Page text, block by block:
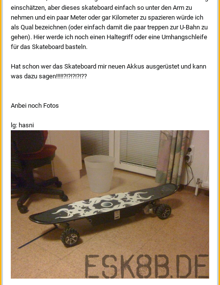
einschätzen, aber dieses skateboard einfach so unter den Arm zu
nehmen und ein paar Meter oder gar Kilometer zu spazieren würde ich
als Qual bezeichnen (oder einfach damit die paar treppen zur U-Bahn zu
gehen). Hier werde ich noch einen Haltegriff oder eine Umhangschleife
für das Skateboard basteln.
Hat schon wer das Skateboard mir neuen Akkus ausgerüstet und kann
was dazu sagen!!!!!?!?!?!?!??
Anbei noch Fotos
lg: hasni